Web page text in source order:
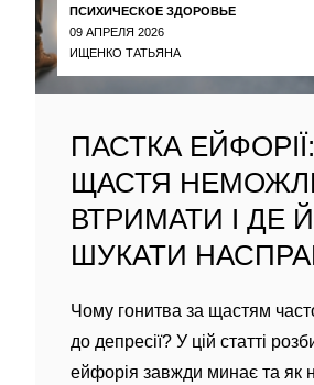
ПСИХИЧЕСКОЕ ЗДОРОВЬЕ
09 АПРЕЛЯ 2026
ИЩЕНКО ТАТЬЯНА
ПАСТКА
ЩАСТЯ
ВТРИМАТИ І ДЕ
ШУКАТИ
Чому гонитва за щастям
до депресії? У цій статті
ейфорія завжди минає та як